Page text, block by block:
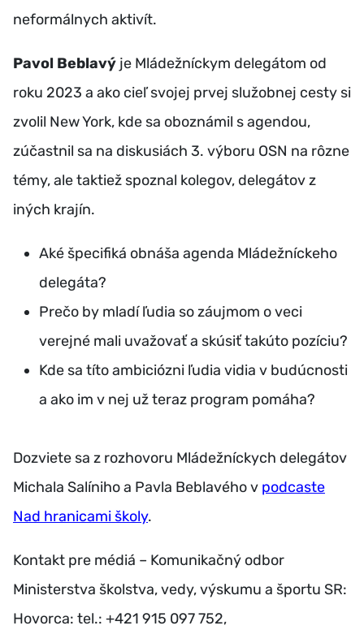
neformálnych aktivít.
Pavol Beblavý je Mládežníckym delegátom od
roku 2023 a ako cieľ svojej prvej služobnej cesty si
zvolil New York, kde sa oboznámil s agendou,
zúčastnil sa na diskusiách 3. výboru OSN na rôzne
témy, ale taktiež spoznal kolegov, delegátov z
iných krajín.
Aké špecifiká obnáša agenda Mládežníckeho
delegáta?
Prečo by mladí ľudia so záujmom o veci
verejné mali uvažovať a skúsiť takúto pozíciu?
Kde sa títo ambiciózni ľudia vidia v budúcnosti
a ako im v nej už teraz program pomáha?
Dozviete sa z rozhovoru Mládežníckych delegátov
Michala Salíniho a Pavla Beblavého v podcaste
Nad hranicami školy.
Kontakt pre médiá – Komunikačný odbor
Ministerstva školstva, vedy, výskumu a športu SR:
Hovorca: tel.: +421 915 097 752,